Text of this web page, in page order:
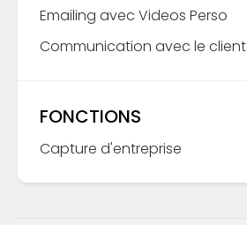
Emailing avec Videos Perso
Communication avec le client
FONCTIONS
Capture d'entreprise